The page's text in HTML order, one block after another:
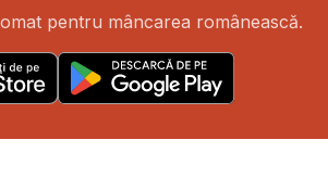
pentru mâncarea românească.